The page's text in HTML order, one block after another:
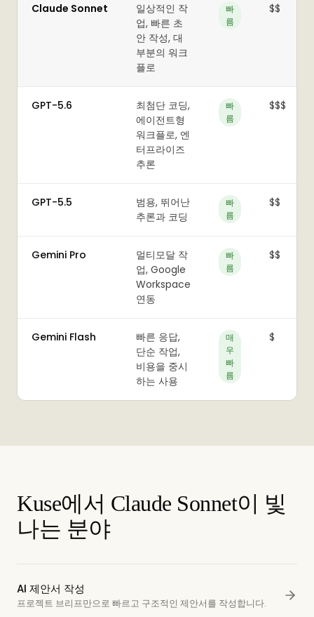
Claude Sonnet
일상적인 작
업, 빠른 초
안 작성, 대
부분의 워크
플로
빠
름
$$
GPT-5.6
최첨단 코딩,
에이전트형
워크플로, 엔
터프라이즈
추론
빠
름
$$$
GPT-5.5
범용, 뛰어난
추론과 코딩
빠
름
$$
Gemini Pro
멀티모달 작
업, Google
Workspace
연동
빠
름
$$
Gemini Flash
빠른 응답,
단순 작업,
비용을 중시
하는 사용
매
우
빠
름
$
Kuse에서 Claude Sonnet이 빛
나는 분야
AI 제안서 작성
프로젝트 브리프만으로 빠르고 구조적인 제안서를 작성합니다.